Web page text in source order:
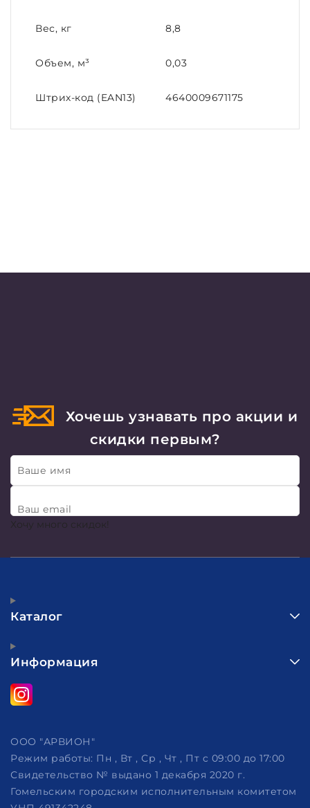
Вес, кг 8,8
Объем, м³ 0,03
Штрих-код (EAN13) 4640009671175
Хочешь узнавать про акции и
скидки первым?
Ваше имя
Ваш email
Хочу много скидок!
Каталог
Информация
ООО "АРВИОН"
Режим работы: Пн , Вт , Ср , Чт , Пт c 09:00 до 17:00
Свидетельство № выдано 1 декабря 2020 г.
Гомельским городским исполнительным комитетом